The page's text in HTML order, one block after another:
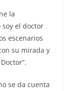
la
el doctor
escenarios
su mirada y
se da cuenta